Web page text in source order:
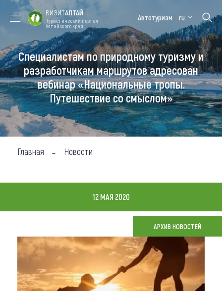
Форум VISIT
ALTAI
Цветение
маральника
Медицинский
форум
Алтайская
зимовка
Туры
Где побывать
Чем заняться
Где остановиться
Что привезти (сувениры)
О регионе
Коллекция впечатлений
ВИЗИТАЛТАЙ
Туристический портал
Алтайского края
Автотуризм ru
Специалистам по природному туризму и
разработчикам маршрутов адресован
вебинар «Национальные тропы.
Путешествие со смыслом»
Главная Новости
12 МАЯ 2020
АРХИВ НОВОСТЕЙ